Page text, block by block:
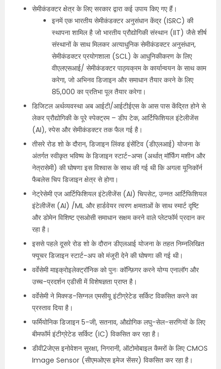
सेमीकंडक्टर क्षेत्र के लिए सरकार द्वारा कई उपाय किए गए हैं।
इनमें एक भारतीय सेमीकंडक्टर अनुसंधान केंद्र (ISRC) की
स्थापना शामिल है जो भारतीय प्रौद्योगिकी संस्थान (IIT) जैसे शीर्ष
संस्थानों के साथ मिलकर अत्याधुनिक सेमीकंडक्टर अनुसंधान,
सेमीकंडक्टर प्रयोगशाला (SCL) के आधुनिकीकरण के लिए
वीएलएसआई/ सेमीकंडक्टर पाठ्यक्रम के कार्यान्वयन के साथ काम
करेगा, जो अभिनव डिजाइन और समाधान तैयार करने के लिए
85,000 का प्रतिभा पूल तैयार करेगा।
डिजिटल अर्थव्यवस्था अब आईटी/आईटीईएस के आस पास केंद्रित होने से
लेकर प्रौद्योगिकी के पूरे स्पेक्ट्रम – डीप टेक, आर्टिफिशियल इंटेलीजेंस
(AI), स्पेस और सेमीकंडक्टर तक फैल गई है।
तीसरे रोड शो के दौरान, डिजाइन लिंक्ड इंसेंटिव (डीएलआई) योजना के
अंतर्गत स्वीकृत भविष्य के डिजाइन स्टार्ट-अप्स (अर्थात् मॉर्फिंग मशीन और
नेत्रासेमी) की घोषणा इस विश्वास के साथ की गई थी कि अगला यूनिकॉर्न
फैबलेस चिप डिजाइन क्षेत्र से होगा।
नेट्रेसेमी एज आर्टिफिशियल इंटेलीजेंस (AI) चिपसेट, उन्नत आर्टिफिशियल
इंटेलीजेंस (AI) /ML और हार्डवेयर त्वरण क्षमताओं के साथ स्मार्ट दृष्टि
और डोमेन विशिष्ट एसओसी समाधान सक्षम करने वाले प्लेटफॉर्म प्रदान कर
रहा है।
इससे पहले दूसरे रोड शो के दौरान डीएलआई योजना के तहत निम्नलिखित
फ्यूचर डिजाइन स्टार्ट-अप को मंजूरी देने की घोषणा की गई थी।
वर्वेसेमी माइक्रोइलेक्ट्रॉनिक को पुनः कॉन्फ़िगर करने योग्य एनालॉग और
उच्च-प्रदर्शन एडीसी में विशेषज्ञता प्राप्त है।
वर्वेसेमी ने मिक्स्ड-सिग्नल एमसीयू इंटीग्रेटेड सर्किट विकसित करने का
प्रस्ताव दिया है।
फर्मियोनिक डिजाइन 5-जी, सतनाव, औद्योगिक लघु-सेल-सरणियों के लिए
बीमफॉर्म इंटीग्रेटेड सर्किट (IC) विकसित कर रहा है।
डीवी2जेएस इनोवेशन सुरक्षा, निगरानी, ऑटोमोबाइल कैमरों के लिए CMOS
Image Sensor (सीएमओएस इमेज सेंसर) विकसित कर रहा है।